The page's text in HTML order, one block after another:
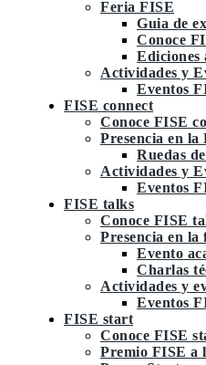
Feria FISE
Guia de
Conoce
Ediciones
Actividades y
Eventos
FISE connect
Conoce FISE
Presencia en la
Ruedas
Actividades y
Eventos
FISE talks
Conoce FISE
Presencia en la
Evento
Charlas
Actividades y
Eventos
FISE start
Conoce FISE
Premio FISE a